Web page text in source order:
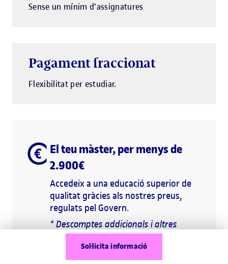
Sol·licita informació
Sense un mínim d'assignatures
Pagament fraccionat
Flexibilitat per estudiar.
El teu màster, per menys de
2.900€
Accedeix a una educació superior de
qualitat gràcies als nostres preus,
regulats pel Govern.
* Descomptes addicionals i altres
detalls a l'apartat Matrícula i preu del